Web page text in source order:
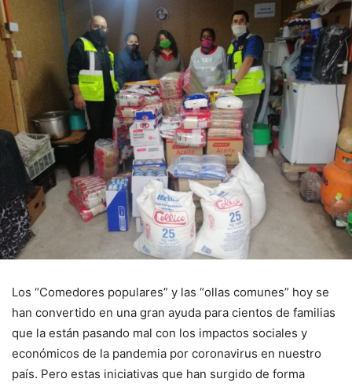
Los “Comedores populares” y las “ollas comunes” hoy se
han convertido en una gran ayuda para cientos de familias
que la están pasando mal con los impactos sociales y
económicos de la pandemia por coronavirus en nuestro
país. Pero estas iniciativas que han surgido de forma